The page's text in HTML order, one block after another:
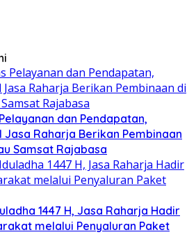
dan Pendapatan,
Raharja Berikan Pembinaan
Samsat Rajabasa
1447 H, Jasa Raharja Hadir
melalui Penyaluran Paket